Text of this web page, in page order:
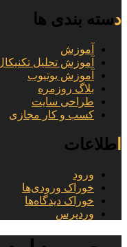
دسته بندی ها
آموزش
آموزش تحلیل
آموزش یوتیوب
بلاگ روزمره
طراحی سایت
کسب و کار مجازی
اطلاعات
ورود
خوراک ورودی‌ها
خوراک دیدگاه‌ها
وردپرس